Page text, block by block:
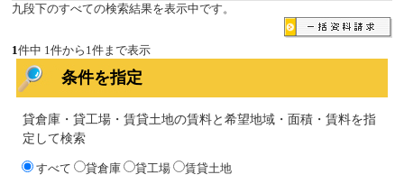
九段下のすべての検索結果を表示中です。
1件中 1件から1件まで表示
条件を指定
貸倉庫・貸工場・賃貸土地の賃料と希望地域・面積・賃料を指
定して検索
すべて 貸倉庫 貸工場 賃貸土地